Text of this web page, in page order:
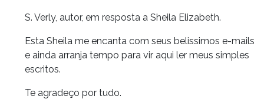
S. Verly, autor, em resposta a Sheila Elizabeth.
Esta Sheila me encanta com seus belissimos e-mails
e ainda arranja tempo para vir aqui ler meus simples
escritos.
Te agradeço por tudo.